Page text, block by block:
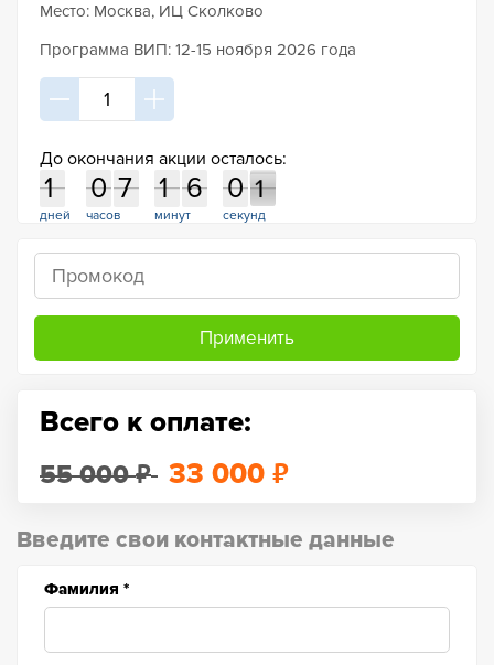
Место: Москва, ИЦ Сколково
Программа ВИП: 12-15 ноября 2026 года
До окончания акции осталось:
1
1
дней
0
0 7
7
часов
1
1 6
6
минут
0
0 1
0
0
1
секунд
Применить
Всего к оплате:
55 000 ₽ 33 000 ₽
Введите свои контактные данные
Фамилия *